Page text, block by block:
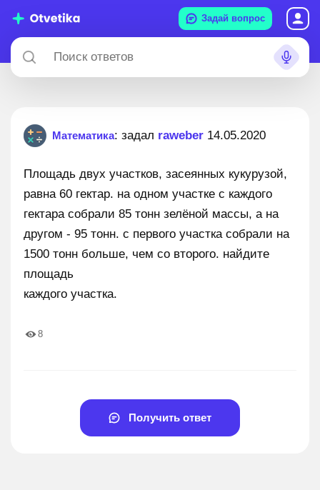
Задай вопрос
Математика: задал raweber 14.05.2020
Площадь двух участков, засеянных кукурузой,
равна 60 гектар. на одном участке с каждого
гектара собрали 85 тонн зелёной массы, а на
другом - 95 тонн. с первого участка собрали на
1500 тонн больше, чем со второго. найдите
площадь
каждого участка.
8
Получить ответ